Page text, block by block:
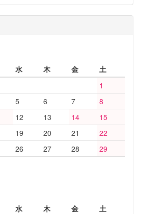
水 木 金
土
1
5 6 7
8
12 13 14
15
19 20 21
22
26 27 28
29
水 木 金
土